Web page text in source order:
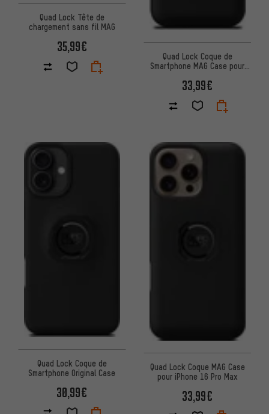
Quad Lock Tête de
chargement sans fil MAG
35,99€
Quad Lock Coque de
Smartphone MAG Case pour
33,99€
Quad Lock Coque de
Smartphone Original Case
30,99€
Quad Lock Coque MAG Case
pour iPhone 16 Pro Max
33,99€